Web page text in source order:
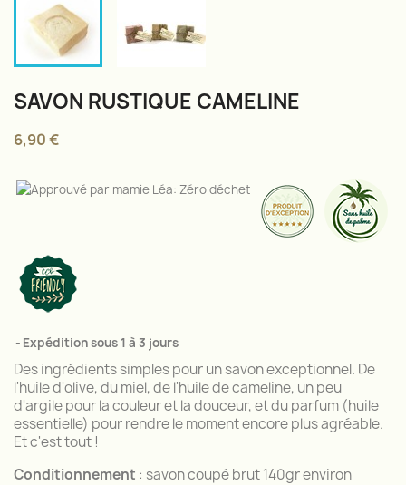
SAVON RUSTIQUE CAMELINE
6,90 €
Expédition sous 1 à 3 jours
Des ingrédients simples pour un savon exceptionnel. De
l'huile d'olive, du miel, de l'huile de cameline, un peu
d'argile pour la couleur et la douceur, et du parfum (huile
essentielle) pour rendre le moment encore plus agréable.
Et c'est tout !
Conditionnement : savon coupé brut 140gr environ